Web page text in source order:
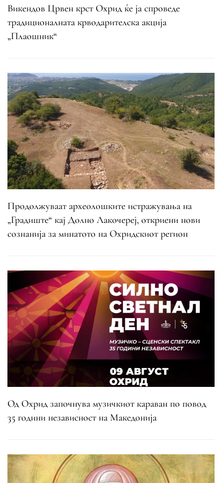
Викендов Црвен крст Охрид ќе ја спроведе
традиционалната крводарителска акција
„Плаошник“
Продолжуваат археолошките истражувања на
„Градиште“ кај Долно Лакочереј, откриени нови
сознанија за минатото на Охридскиот регион
Од Охрид започнува музичкиот караван по повод
35 години независност на Македонија